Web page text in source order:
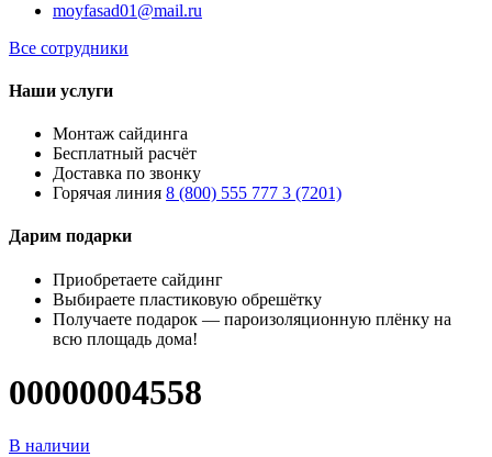
moyfasad01@mail.ru
Все сотрудники
Наши услуги
Монтаж сайдинга
Бесплатный расчёт
Доставка по звонку
Горячая линия 8 (800) 555 777 3 (7201)
Дарим подарки
Приобретаете сайдинг
Выбираете пластиковую обрешётку
Получаете подарок — пароизоляционную плёнку на
всю площадь дома!
00000004558
В наличии